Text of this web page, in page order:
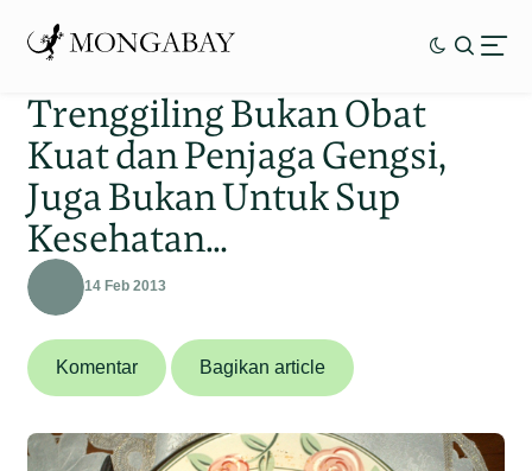
Trenggiling Bukan Obat
Kuat dan Penjaga Gengsi,
Juga Bukan Untuk Sup
Kesehatan…
14 Feb 2013
Komentar Bagikan article